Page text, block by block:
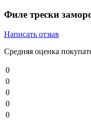
Филе трески
Написать отзыв
Средняя оценка
0
0
0
0
0